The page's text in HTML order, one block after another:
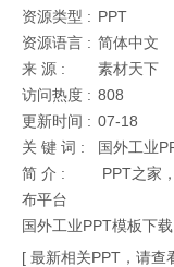
资源类型 : PPT
资源语言 : 简体中文
来 源 :
素材天下
访问热度 : 808
更新时间 : 07-18
关 键 词 :
国外工业
简 介 :
PPT之家
布平台
国外工业PPT模板下载
[ 最新相关PPT，请查